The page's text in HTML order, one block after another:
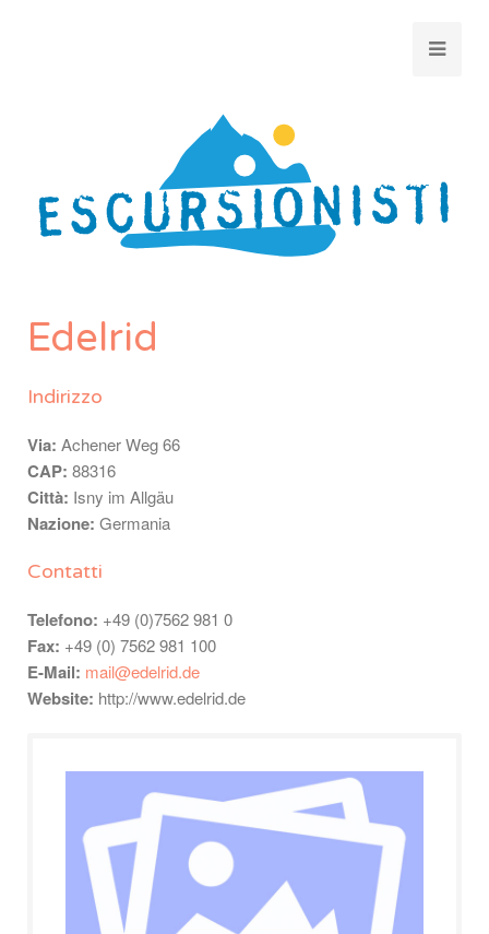
Edelrid
Indirizzo
Via: Achener Weg 66
CAP: 88316
Città: Isny im Allgäu
Nazione: Germania
Contatti
Telefono: +49 (0)7562 981 0
Fax: +49 (0) 7562 981 100
E-Mail: mail@edelrid.de
Website: http://www.edelrid.de